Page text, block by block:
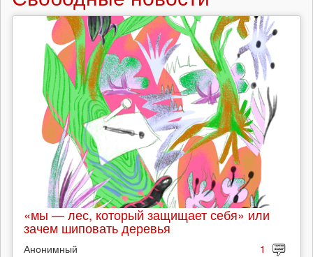
«мы — лес, который защищает себя» или
зачем шиповать деревья
Анонимный 1